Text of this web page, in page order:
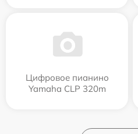
Цифровое пианино
Yamaha CLP 320m